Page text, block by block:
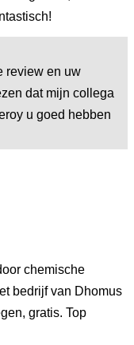
review en uw
dat mijn collega
u goed hebben
chemische
bedrijf van Dhomus
gratis. Top